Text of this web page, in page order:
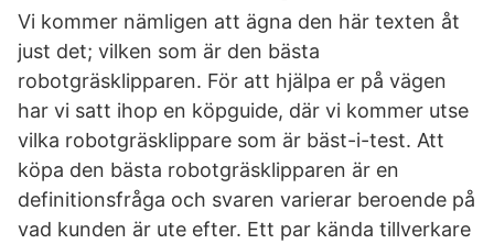
Vi kommer nämligen att ägna den här texten åt
just det; vilken som är den bästa
robotgräsklipparen. För att hjälpa er på vägen
har vi satt ihop en köpguide, där vi kommer utse
vilka robotgräsklippare som är bäst-i-test. Att
köpa den bästa robotgräsklipparen är en
definitionsfråga och svaren varierar beroende på
vad kunden är ute efter. Ett par kända tillverkare